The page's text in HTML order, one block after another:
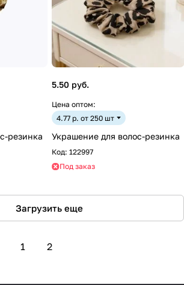
резинка
5.50 руб.
Цена оптом:
4.77 р. от 250 шт
Украшение для волос-резинка
Код: 122997
Под заказ
Загрузить еще
1 2